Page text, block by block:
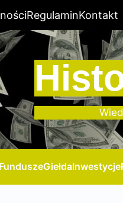
RegulaminKontakt
GiełdaInwestycje